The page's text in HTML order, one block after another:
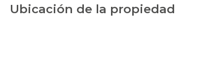
Ubicación de la propiedad